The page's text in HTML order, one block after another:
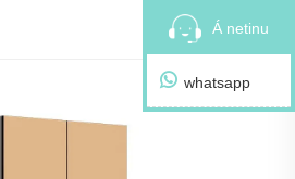
Á netinu
whatsapp